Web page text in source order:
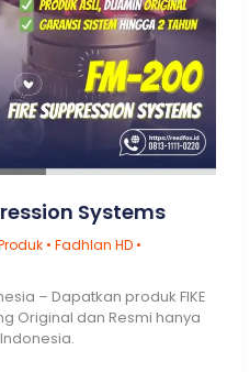
Systems
• Fadhlan HD •
– Dapatkan produk FIKE
Original dan Resmi hanya